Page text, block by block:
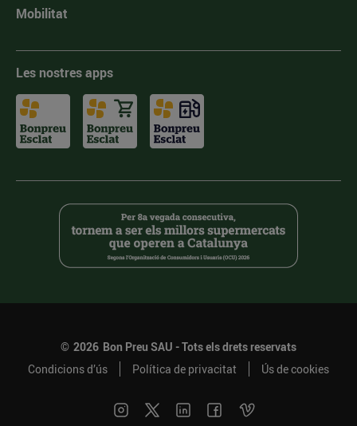
Mobilitat
Les nostres apps
© 2026 Bon Preu SAU - Tots els drets reservats
Condicions d’ús
Política de privacitat Ús de cookies